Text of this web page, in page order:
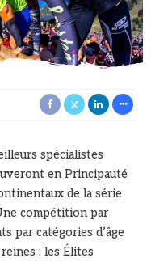
spécialistes
en Principauté
de la série
compétition par
par catégories d’âge
: les Élites